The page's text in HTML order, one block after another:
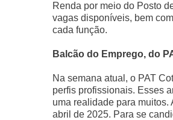
Renda por meio do Posto
vagas disponíveis, bem
cada função.
Balcão do Emprego, do
Na semana atual, o PAT
perfis profissionais. Esses
uma realidade para muitos.
abril de 2025. Para se